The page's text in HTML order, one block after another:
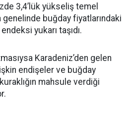
3,4’lük yükseliş temel
buğday fiyatlarındaki
yukarı taşıdı.
Karadeniz’den gelen
endişeler ve buğday
mahsule verdiği